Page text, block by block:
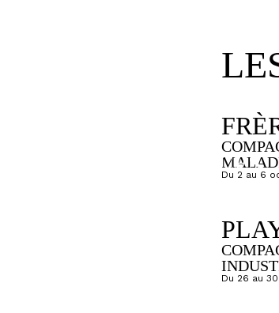
OMNIPRÉSENCES
Du 2 au 6
Du 26 au